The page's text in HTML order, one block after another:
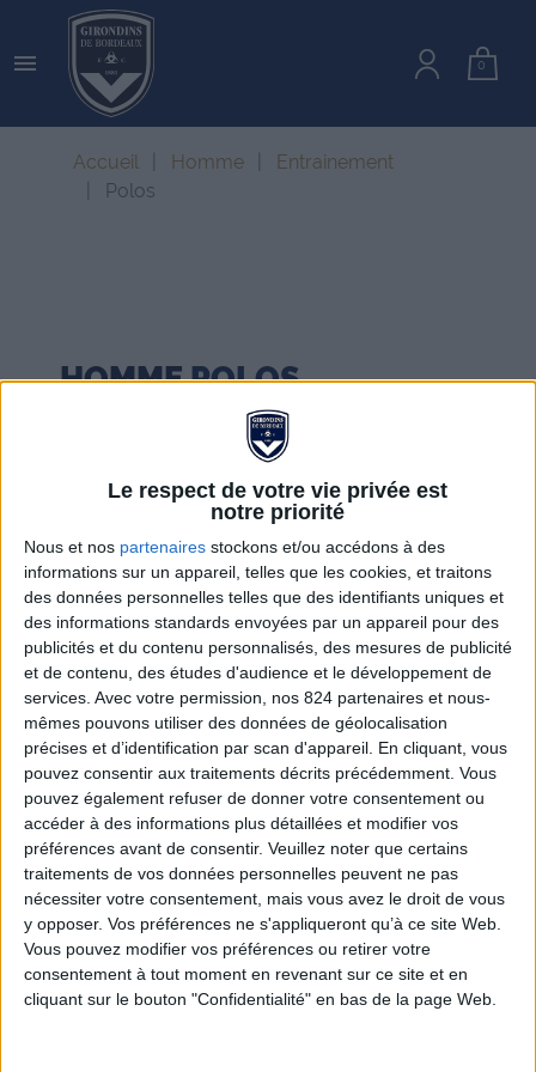
Le respect de votre vie privée est
notre priorité
Nous et nos partenaires stockons et/ou accédons à des
informations sur un appareil, telles que les cookies, et traitons
des données personnelles telles que des identifiants uniques et
des informations standards envoyées par un appareil pour des
publicités et du contenu personnalisés, des mesures de publicité
et de contenu, des études d'audience et le développement de
services. Avec votre permission, nos 824 partenaires et nous-
mêmes pouvons utiliser des données de géolocalisation
précises et d’identification par scan d'appareil. En cliquant, vous
pouvez consentir aux traitements décrits précédemment. Vous
pouvez également refuser de donner votre consentement ou
accéder à des informations plus détaillées et modifier vos
préférences avant de consentir. Veuillez noter que certains
traitements de vos données personnelles peuvent ne pas
nécessiter votre consentement, mais vous avez le droit de vous
y opposer. Vos préférences ne s'appliqueront qu’à ce site Web.
Vous pouvez modifier vos préférences ou retirer votre
consentement à tout moment en revenant sur ce site et en
cliquant sur le bouton "Confidentialité" en bas de la page Web.
 0
Accueil Homme
Entrainement
Polos
HOMMEPOLOS
Veuillez nous excuser pour le désagrément.
Effectuez une nouvelle recherche
close

LIVRAISON OFFERTE
à partir de 100€ d’achats en France